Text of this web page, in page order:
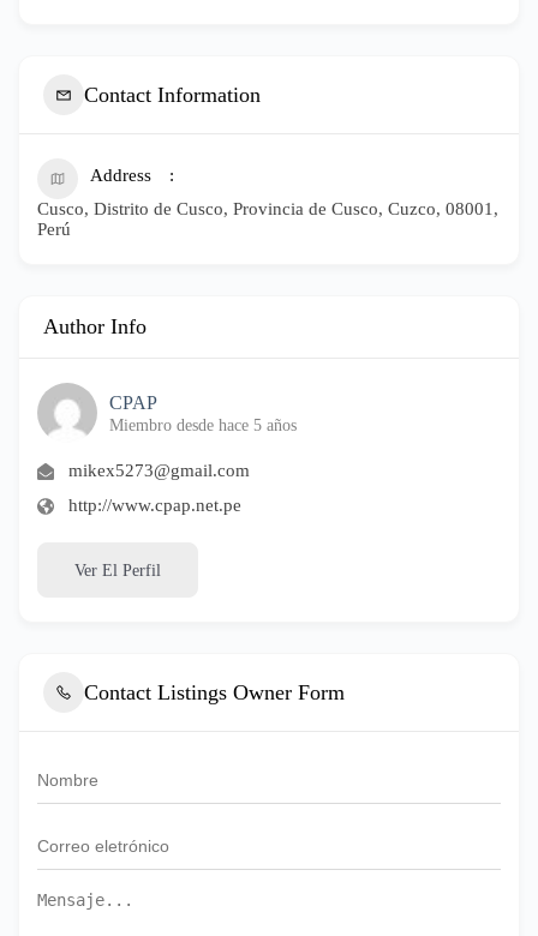
Contact Information
Address
Cusco, Distrito de Cusco, Provincia de Cusco, Cuzco, 08001,
Perú
Author Info
CPAP
Miembro desde hace 5 años
mikex5273@gmail.com
http://www.cpap.net.pe
Ver El Perfil
Contact Listings Owner Form